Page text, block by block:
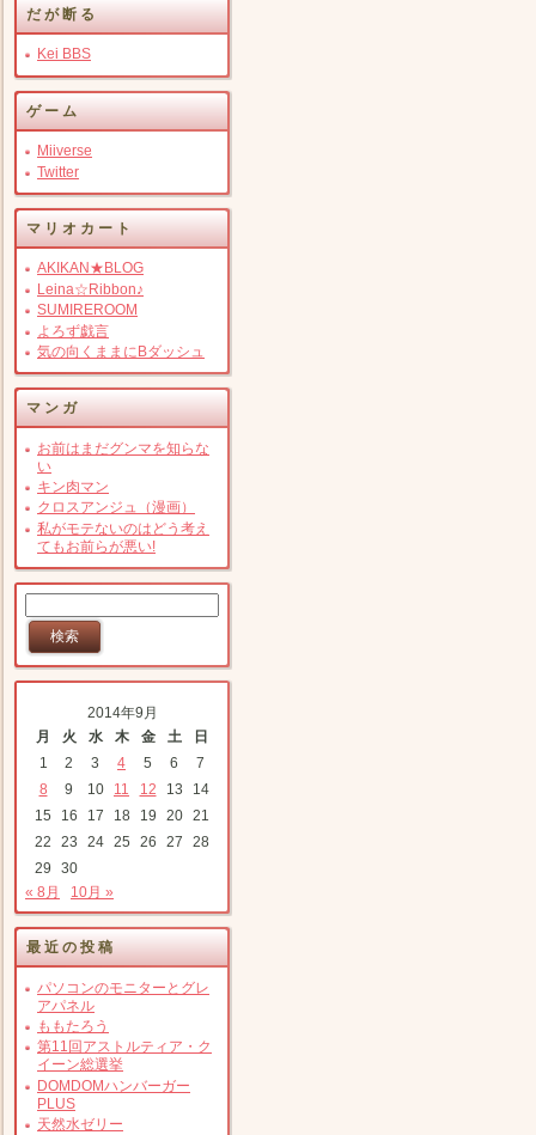
だが断る
Kei BBS
ゲーム
Miiverse
Twitter
マリオカート
AKIKAN★BLOG
Leina☆Ribbon♪
SUMIREROOM
よろず戯言
気の向くままにBダッシュ
マンガ
お前はまだグンマを知らな
い
キン肉マン
クロスアンジュ（漫画）
私がモテないのはどう考え
てもお前らが悪い!
2014年9月
月
火 水 木 金 土
日
1
2 3 4 5 6
7
8
9 10 11 12 13
14
15
16 17 18 19 20
21
22
23 24 25 26 27
28
29
30
« 8月
10月 »
最近の投稿
パソコンのモニターとグレ
アパネル
ももたろう
第11回アストルティア・ク
イーン総選挙
DOMDOMハンバーガー
PLUS
天然水ゼリー